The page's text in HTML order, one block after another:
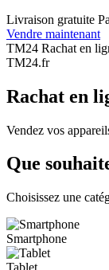
Livraison gratuite
Vendre maintenant
TM24 Rachat en
TM24.fr
Rachat en
Vendez vos
Que
Choisissez une
Smartphone